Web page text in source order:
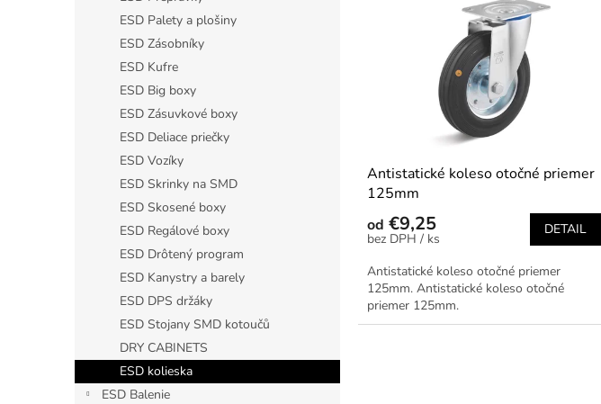
ESD Palety a plošiny
ESD Zásobníky
ESD Kufre
ESD Big boxy
ESD Zásuvkové boxy
ESD Deliace priečky
ESD Vozíky
ESD Skrinky na SMD
ESD Skosené boxy
ESD Regálové boxy
ESD Drôtený program
ESD Kanystry a barely
ESD DPS držáky
ESD Stojany SMD kotoučů
DRY CABINETS
ESD kolieska
ESD Balenie
Antistatické koleso otočné priemer
125mm
od €9,25
/ ks
DETAIL
Antistatické koleso otočné priemer
125mm. Antistatické koleso otočné
priemer 125mm.